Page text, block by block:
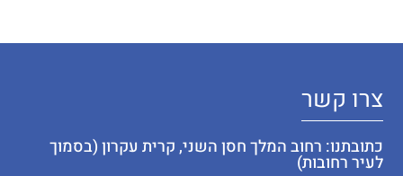
צרו קשר
כתובתנו: רחוב המלך חסן השני, קרית עקרון (בסמוך
לעיר רחובות)